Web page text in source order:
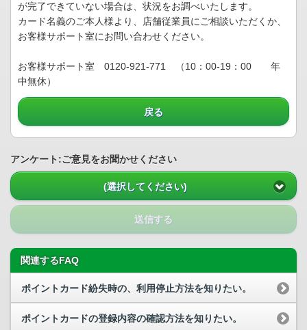
が完了できていない場合は、状況をお調べいたします。
カード名義のご本人様より、店舗従業員にご相談いただくか、
お客様サポート室にお問い合わせください。
お客様サポート室 0120-921-771 （10：00-19：00 年
中無休）
戻る
アンケート:ご意見をお聞かせください
(選択してください)
送信する
関連するFAQ
ポイントカード紛失時の、利用停止方法を知りたい。
ポイントカードの登録内容の確認方法を知りたい。